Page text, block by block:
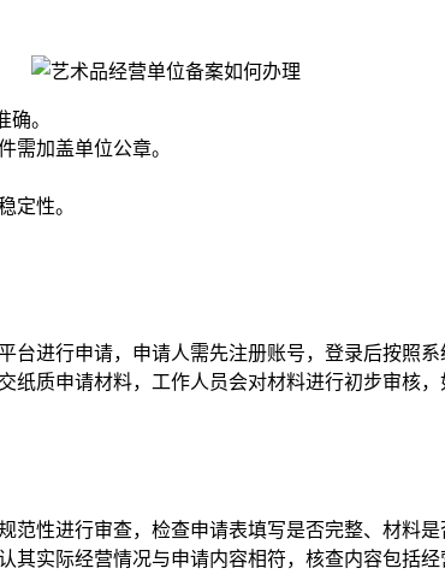
。
需加盖单位公章。
定性。
进行申请，申请人需先注册账号，登录后按照
纸质申请材料，工作人员会对材料进行初步审核
性进行审查，检查申请表填写是否完整、材料是
实际经营情况与申请内容相符，核查内容包括